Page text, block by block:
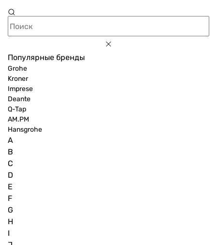
Популярные бренды
Grohe
Kroner
Imprese
Deante
Q-Tap
AM.PM
Hansgrohe
A
B
C
D
E
F
G
H
I